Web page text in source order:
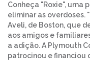
Conheça "Roxie",
eliminar as overdoses.
Aveli, de Boston, que
aos amigos e
a adição. A Plymouth
patrocinou e financiou